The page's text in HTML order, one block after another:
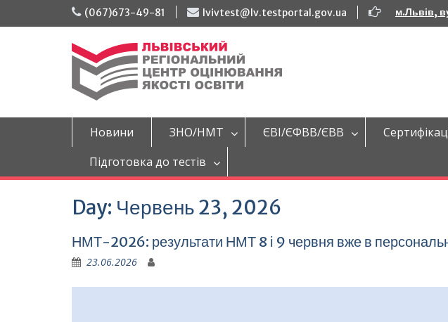
(067)673-49-81 lvivtest@lv.testportal.gov.ua м.Львів,
Новини ЗНО/НМТ ЄВІ/ЄФВВ/ЄВВ
Підготовка до тестів
Day: Червень 23, 2026
НМТ-2026: результати НМТ 8 і 9 червня вже в
23.06.2026